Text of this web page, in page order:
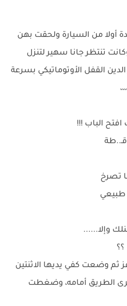
أولا من السيارة ولحقت بهن
تنتظر جانا سهير لتنزل
القفل الأوتوماتيكي بسرعة
افتح الباب !!!
قـ..طة
تصرخ
طبيعي
وإلا......
؟؟
ثم وضعت كفي يديها الاثنتين
الطريق أمامه، وضغطت